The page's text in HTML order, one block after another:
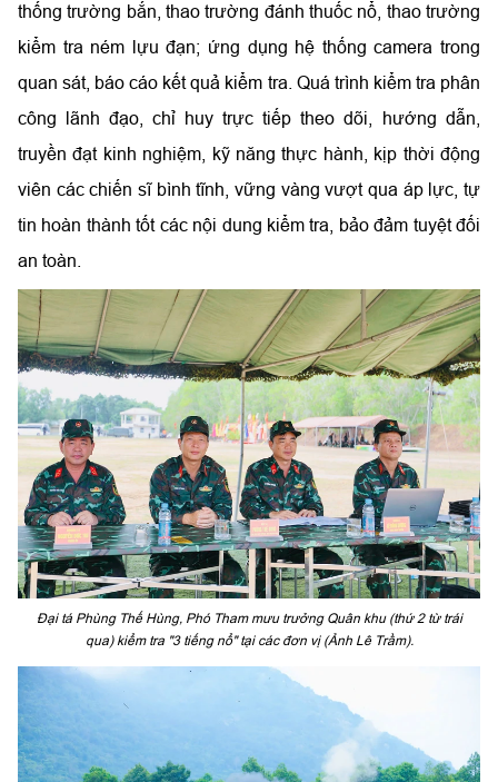
thống trường bắn, thao trường đánh thuốc nổ, thao trường
kiểm tra ném lựu đạn; ứng dụng hệ thống camera trong
quan sát, báo cáo kết quả kiểm tra. Quá trình kiểm tra phân
công lãnh đạo, chỉ huy trực tiếp theo dõi, hướng dẫn,
truyền đạt kinh nghiệm, kỹ năng thực hành, kịp thời động
viên các chiến sĩ bình tĩnh, vững vàng vượt qua áp lực, tự
tin hoàn thành tốt các nội dung kiểm tra, bảo đảm tuyệt đối
an toàn.
Đại tá Phùng Thế Hùng, Phó Tham mưu trưởng Quân khu (thứ 2 từ trái
qua) kiểm tra "3 tiếng nổ" tại các đơn vị (Ảnh Lê Trầm).